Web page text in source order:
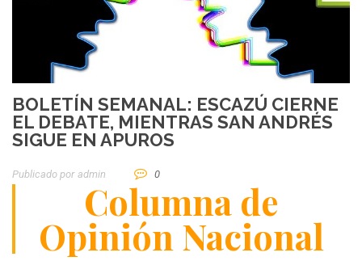
BOLETÍN SEMANAL: ESCAZÚ CIERNE
EL DEBATE, MIENTRAS SAN ANDRÉS
SIGUE EN APUROS
Publicado por Admin 0
Columna de
Opinión Nacional